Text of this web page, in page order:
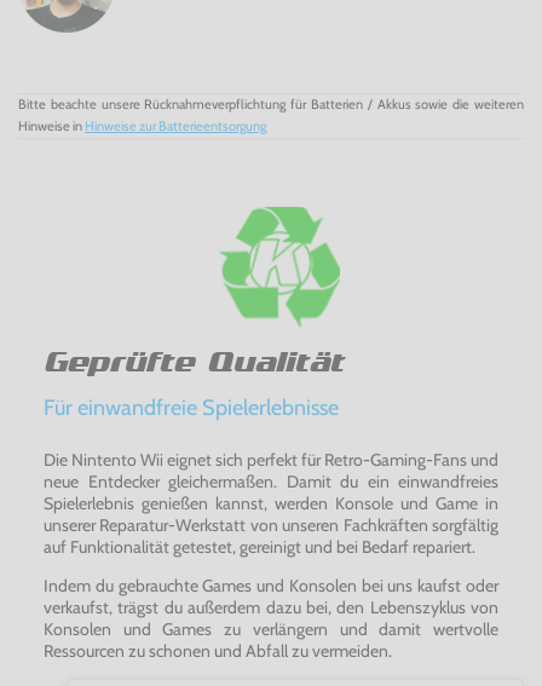
Bitte beachte unsere Rücknahmeverpflichtung für Batterien / Akkus sowie die weiteren
Hinweise in Hinweise zur Batterieentsorgung
Geprüfte Qualität
Für einwandfreie Spielerlebnisse
Die Nintento Wii eignet sich perfekt für Retro-Gaming-Fans und
neue Entdecker gleichermaßen. Damit du ein einwandfreies
Spielerlebnis genießen kannst, werden Konsole und Game in
unserer Reparatur-Werkstatt von unseren Fachkräften sorgfältig
auf Funktionalität getestet, gereinigt und bei Bedarf repariert.
Indem du gebrauchte Games und Konsolen bei uns kaufst oder
verkaufst, trägst du außerdem dazu bei, den Lebenszyklus von
Konsolen und Games zu verlängern und damit wertvolle
Ressourcen zu schonen und Abfall zu vermeiden.